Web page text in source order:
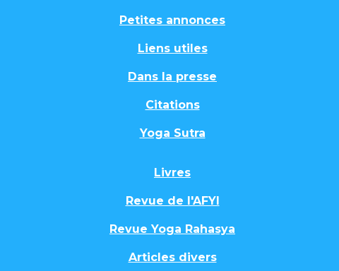
Petites annonces
Liens utiles
Dans la presse
Citations
Yoga Sutra
Livres
Revue de l'AFYI
Revue Yoga Rahasya
Articles divers